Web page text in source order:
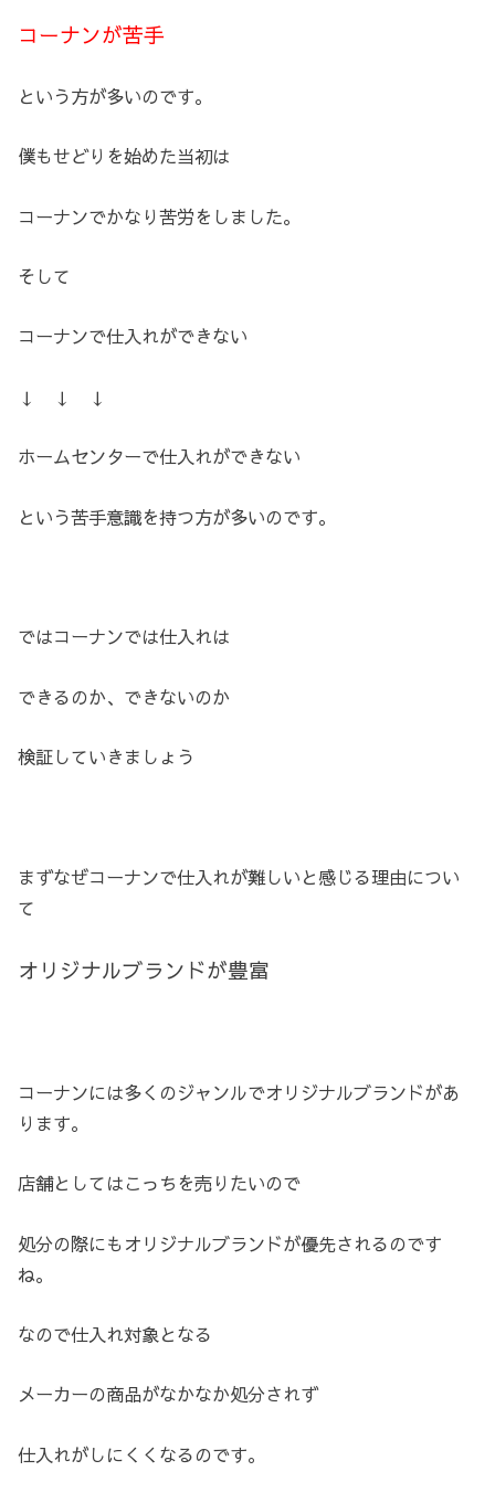
コーナンが苦手
という方が多いのです。
僕もせどりを始めた当初は
コーナンでかなり苦労をしました。
そして
コーナンで仕入れができない
↓ ↓ ↓
ホームセンターで仕入れができない
という苦手意識を持つ方が多いのです。
ではコーナンでは仕入れは
できるのか、できないのか
検証していきましょう
まずなぜコーナンで仕入れが難しいと感じる理由につい
て
オリジナルブランドが豊富
コーナンには多くのジャンルでオリジナルブランドがあ
ります。
店舗としてはこっちを売りたいので
処分の際にもオリジナルブランドが優先されるのです
ね。
なので仕入れ対象となる
メーカーの商品がなかなか処分されず
仕入れがしにくくなるのです。